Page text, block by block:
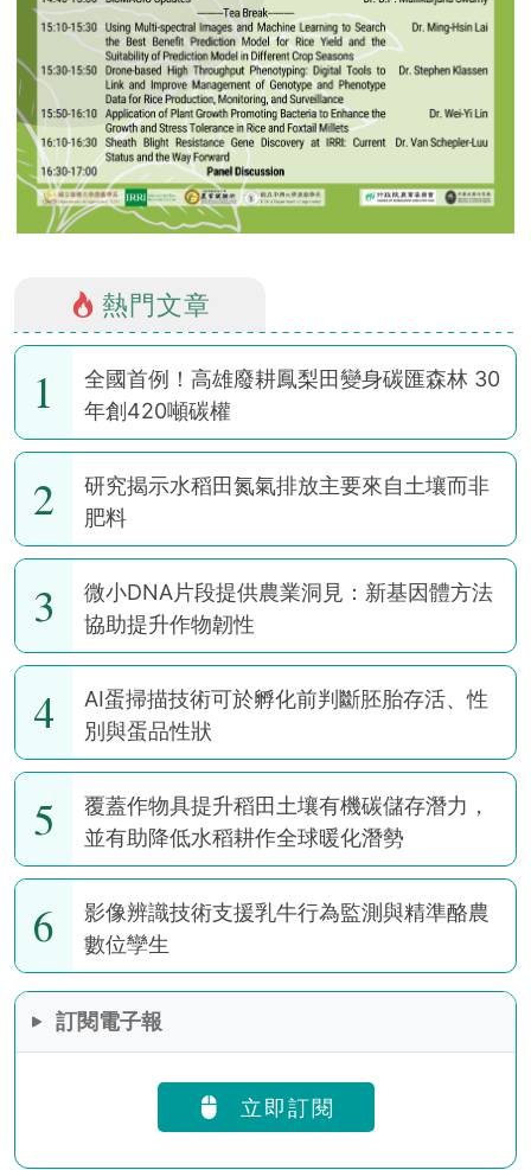
熱門文章
1
全國首例！高雄廢耕鳳梨田變身碳匯森林 30
年創420噸碳權
2
研究揭示水稻田氮氣排放主要來自土壤而非
肥料
3
微小DNA片段提供農業洞見：新基因體方法
協助提升作物韌性
4
AI蛋掃描技術可於孵化前判斷胚胎存活、性
別與蛋品性狀
5
覆蓋作物具提升稻田土壤有機碳儲存潛力，
並有助降低水稻耕作全球暖化潛勢
6
影像辨識技術支援乳牛行為監測與精準酪農
數位孿生
訂閱電子報
立即訂閱